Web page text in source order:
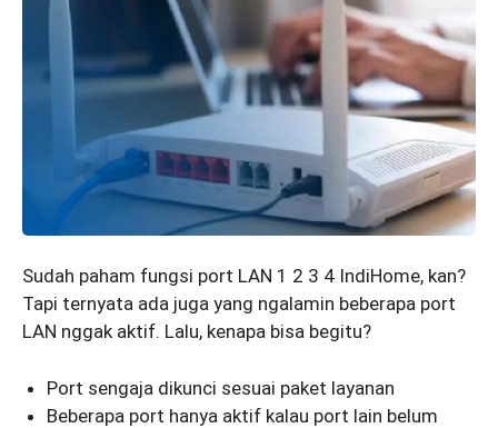
Sudah paham fungsi port LAN 1 2 3 4 IndiHome, kan?
Tapi ternyata ada juga yang ngalamin beberapa port
LAN nggak aktif. Lalu, kenapa bisa begitu?
Port sengaja dikunci sesuai paket layanan
Beberapa port hanya aktif kalau port lain belum